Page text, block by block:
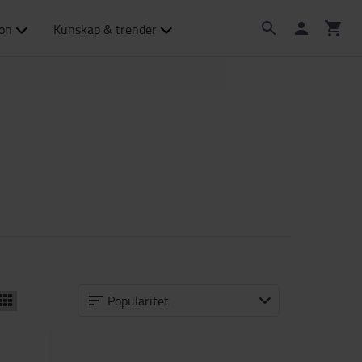
Kunskap & trender
Popularitet